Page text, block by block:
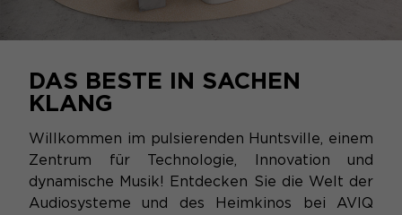
DAS BESTE IN SACHEN
KLANG
Willkommen im pulsierenden Huntsville, einem
Zentrum für Technologie, Innovation und
dynamische Musik! Entdecken Sie die Welt der
Audiosysteme und des Heimkinos bei AVIQ